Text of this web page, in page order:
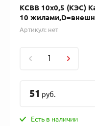
КСВВ 10х0,5 (КЭС)
10
Артикул: нет
51 руб.
Есть в наличии